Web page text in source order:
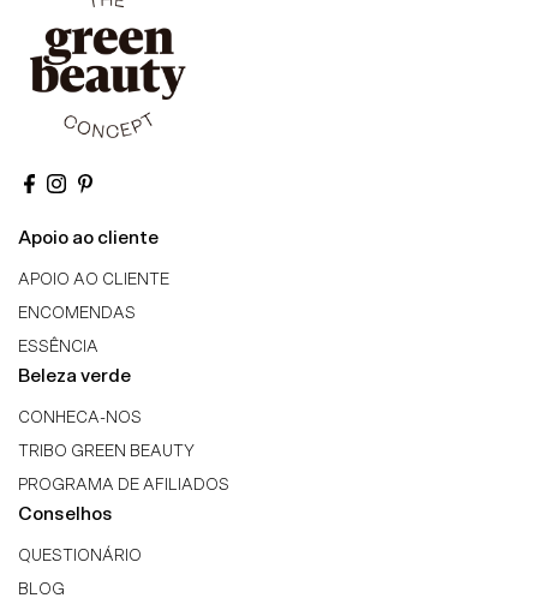
Apoio ao cliente
APOIO AO CLIENTE
ENCOMENDAS
ESSÊNCIA
Beleza verde
CONHECA-NOS
TRIBO GREEN BEAUTY
PROGRAMA DE AFILIADOS
Conselhos
QUESTIONÁRIO
BLOG